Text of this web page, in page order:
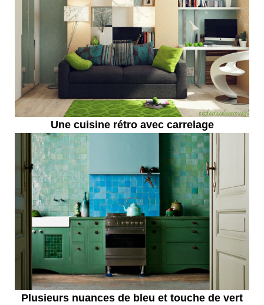
Une cuisine rétro avec carrelage
Plusieurs nuances de bleu et touche de vert